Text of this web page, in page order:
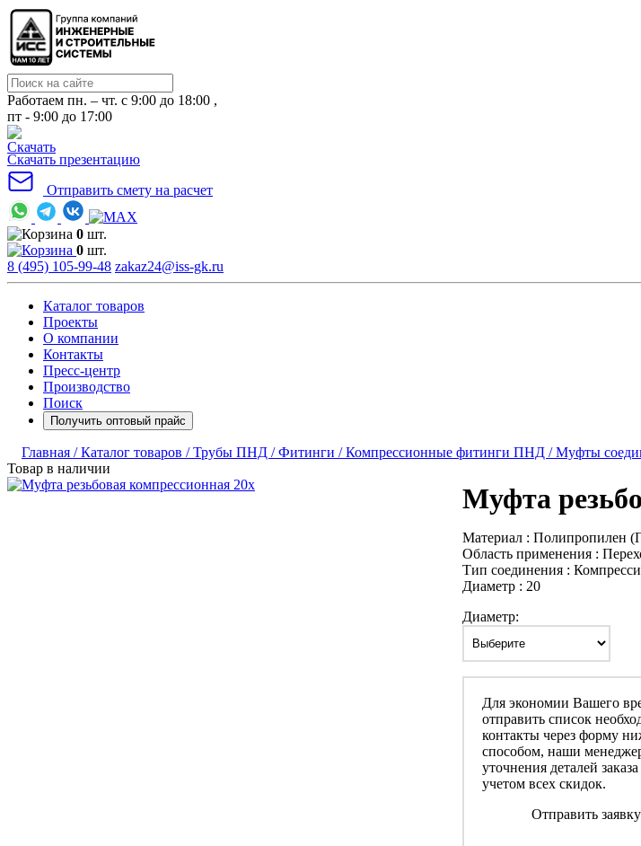
Работаем пн. – чт. с 9:00 до 18:00 ,
пт - 9:00 до 17:00
Скачать презентацию
Отправить смету на расчет
0 шт.
0 шт.
8 (495) 105-99-48 zakaz24@iss-gk.ru
Каталог товаров
Проекты
О компании
Контакты
Пресс-центр
Производство
Поиск
Получить оптовый прайс
Главная /Каталог товаров /Трубы ПНД /Фитинги /Компрессионные фитинги ПНД /Муфты
Товар в наличии
Муфта
Материал : Полипропилен
Область применения :
Тип соединения :
Диаметр : 20
Диаметр:
Для экономии Вашего
отправить список
контакты через форму
способом, наши
уточнения деталей
учетом всех скидок.
Отправить заявку